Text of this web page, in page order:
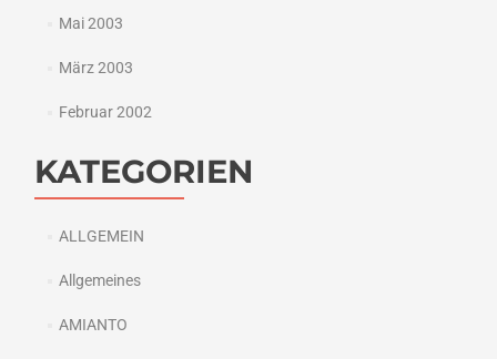
Mai 2003
März 2003
Februar 2002
KATEGORIEN
ALLGEMEIN
Allgemeines
AMIANTO